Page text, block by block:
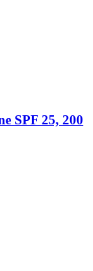
SPF 25, 200